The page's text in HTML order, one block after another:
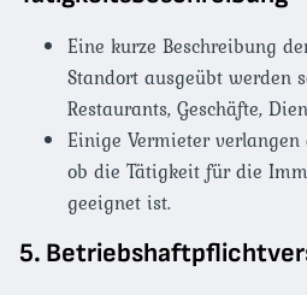
Eine kurze Beschreibung
Standort ausgeübt werden
Restaurants, Geschäfte,
Einige Vermieter
ob die Tätigkeit für die
geeignet ist.
5.